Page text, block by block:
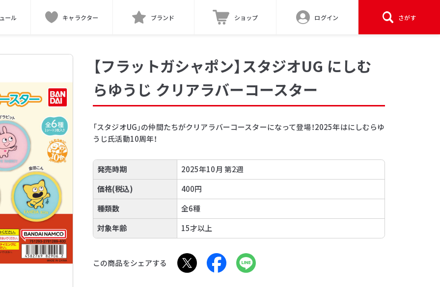
ール キャラクター ブランド ショップ ログイン さがす
【フラットガシャポン】スタジオUG にしむ
らゆうじ クリアラバーコースター
「スタジオUG」の仲間たちがクリアラバーコースターになって登場！2025年はにしむらゆ
うじ氏活動10周年！
発売時期
2025年10月 第2週
価格(税込)
400円
種類数
全6種
対象年齢
15才以上
この商品をシェアする